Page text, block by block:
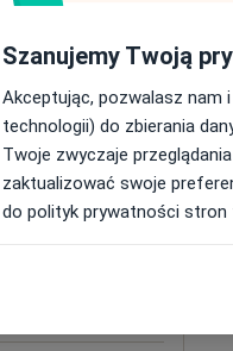
Cuber
Chirurg
Więcej
opinii
Szanujemy Twoją
Akceptując, pozwalasz nam
technologii) do zbierania
Twoje zwyczaje
zaktualizować swoje
do polityk prywatności stron